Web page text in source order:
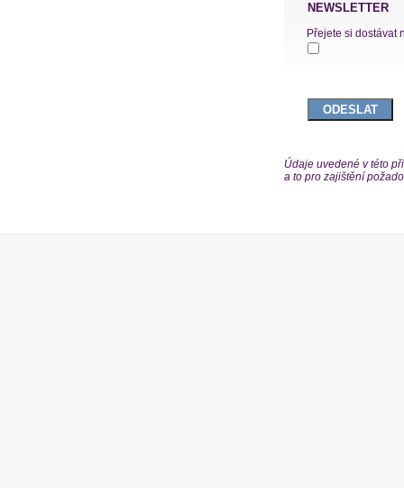
NEWSLETTER
Přejete si dostávat
Údaje uvedené v této
a to pro zajištění